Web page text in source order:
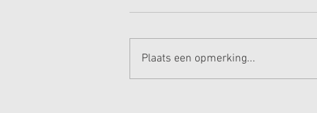
Keukenbeurs 2024
Plaats een opmerking...